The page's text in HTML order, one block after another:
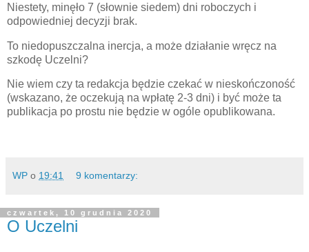
Niestety, minęło 7 (słownie siedem) dni roboczych i
odpowiedniej decyzji brak.
To niedopuszczalna inercja, a może działanie wręcz na
szkodę Uczelni?
Nie wiem czy ta redakcja będzie czekać w nieskończoność
(wskazano, że oczekują na wpłatę 2-3 dni) i być może ta
publikacja po prostu nie będzie w ogóle opublikowana.
WP o 19:41 9 komentarzy:
czwartek, 10 grudnia 2020
O Uczelni